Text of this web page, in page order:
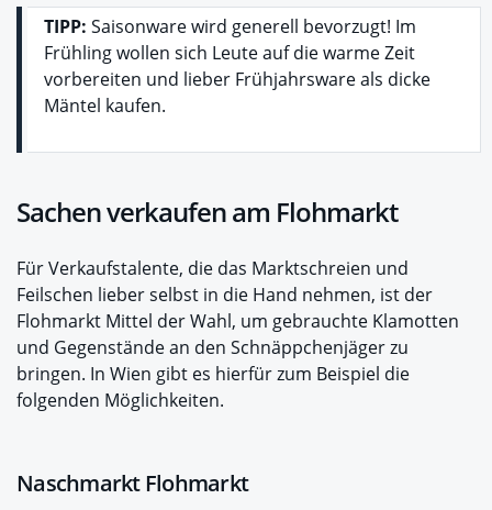
TIPP: Saisonware wird generell bevorzugt! Im
Frühling wollen sich Leute auf die warme Zeit
vorbereiten und lieber Frühjahrsware als dicke
Mäntel kaufen.
Sachen verkaufen am Flohmarkt
Für Verkaufstalente, die das Marktschreien und
Feilschen lieber selbst in die Hand nehmen, ist der
Flohmarkt Mittel der Wahl, um gebrauchte Klamotten
und Gegenstände an den Schnäppchenjäger zu
bringen. In Wien gibt es hierfür zum Beispiel die
folgenden Möglichkeiten.
Naschmarkt Flohmarkt